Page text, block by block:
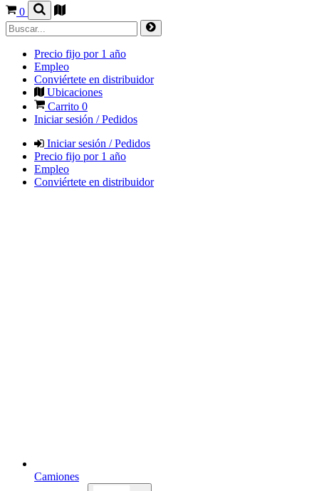
0
Precio fijo por 1 año
Empleo
Conviértete en distribuidor
Ubicaciones
Carrito 0
Iniciar sesión / Pedidos
Iniciar sesión / Pedidos
Precio fijo por 1 año
Empleo
Conviértete en distribuidor
Camiones